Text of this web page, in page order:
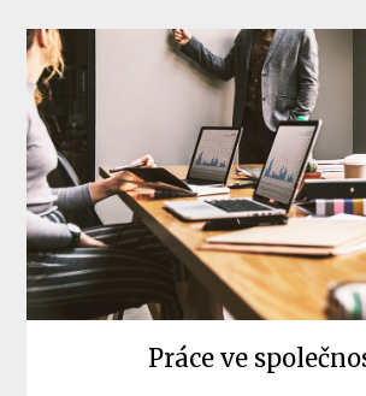
Práce ve